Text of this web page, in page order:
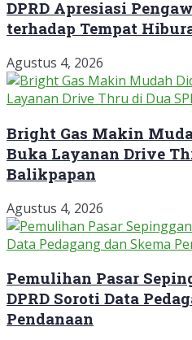
DPRD Apresiasi
terhadap Tempat
Agustus 4, 2026
Bright Gas Makin
Buka Layanan Drive
Balikpapan
Agustus 4, 2026
Pemulihan Pasar
DPRD Soroti Data
Pendanaan